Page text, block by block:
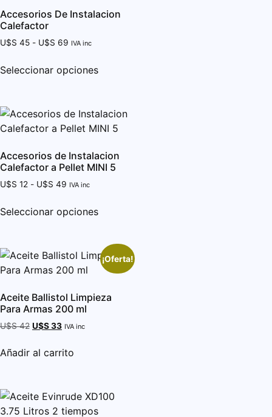
Accesorios De Instalacion
Calefactor
U$S 45 - U$S 69 IVA inc
Seleccionar opciones
Accesorios de Instalacion
Calefactor a Pellet MINI 5
U$S 12 - U$S 49 IVA inc
Seleccionar opciones
¡Oferta!
Aceite Ballistol Limpieza
Para Armas 200 ml
U$S42 U$S33 IVA inc
Añadir al carrito